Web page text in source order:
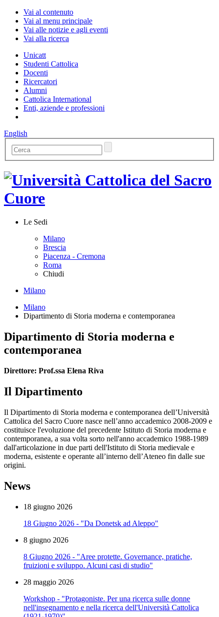
Vai al contenuto
Vai al menu principale
Vai alle notizie e agli eventi
Vai alla ricerca
Unicatt
Studenti Cattolica
Docenti
Ricercatori
Alumni
Cattolica International
Enti, aziende e professioni
English
Le Sedi
Milano
Brescia
Piacenza - Cremona
Roma
Chiudi
Milano
Milano
Dipartimento di Storia moderna e contemporanea
Dipartimento di Storia moderna e
contemporanea
Direttore: Prof.ssa Elena Riva
Il Dipartimento
Il Dipartimento di Storia moderna e contemporanea dell’Università
Cattolica del Sacro Cuore nasce nell’anno accademico 2008-2009 e
costituisce l'evoluzione del precedente Istituto di Storia moderna e
contemporanea, a sua volta sorto nell'anno accademico 1988-1989
dall'articolazione in due parti dell'Istituto di Storia medievale e
moderna, esistente e operante all’interno dell’Ateneo fin dalle sue
origini.
News
18 giugno 2026
18 Giugno 2026 - "Da Donetsk ad Aleppo"
8 giugno 2026
8 Giugno 2026 - "Aree protette. Governance, pratiche,
fruizioni e sviluppo. Alcuni casi di studio"
28 maggio 2026
Workshop - "Protagoniste. Per una ricerca sulle donne
nell'insegnamento e nella ricerca dell'Università Cattolica